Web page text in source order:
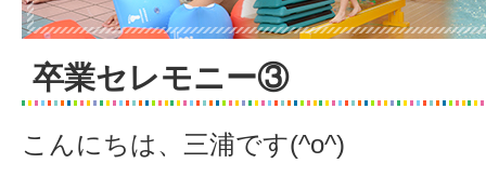
卒業セレモニー③
こんにちは、三浦です(^o^)